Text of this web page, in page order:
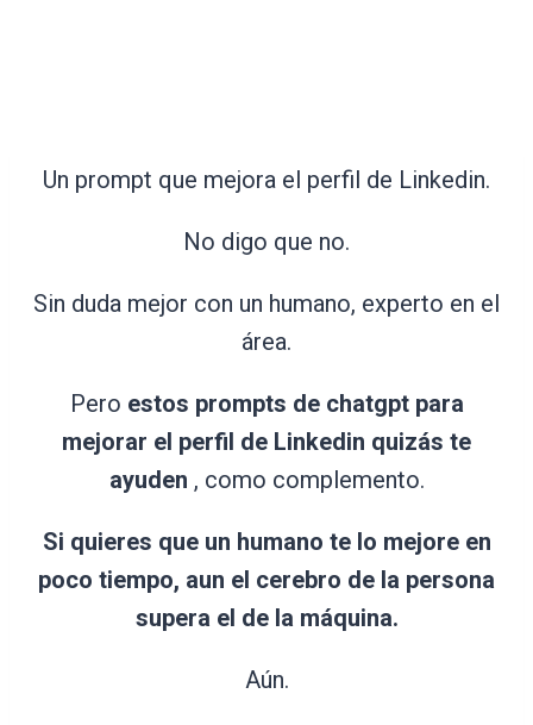
Un prompt que mejora el perfil de Linkedin.
No digo que no.
Sin duda mejor con un humano, experto en el
área.
Pero estos prompts de chatgpt para
mejorar el perfil de Linkedin quizás te
ayuden , como complemento.
Si quieres que un humano te lo mejore en
poco tiempo, aun el cerebro de la persona
supera el de la máquina.
Aún.